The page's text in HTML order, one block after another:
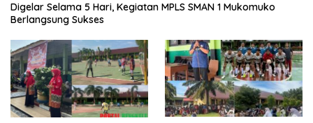
Digelar Selama 5 Hari, Kegiatan MPLS SMAN 1 Mukomuko
Berlangsung Sukses